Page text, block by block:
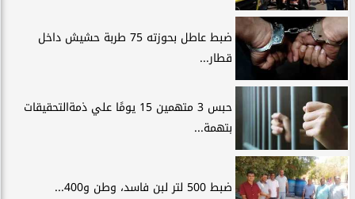
ضبط عاطل بحوزته 75 طربة حشيش داخل
قطار...
حبس 3 متهمين 15 يومًا علي ذمةالتحقيقات
بتهمة...
ضبط 500 لتر لبن فاسد، وطن و400...